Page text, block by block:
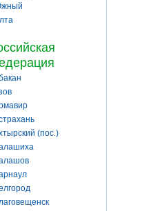
(пос.)